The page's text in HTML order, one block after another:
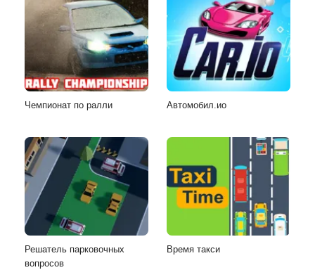
Чемпионат по ралли Автомобил.ио
Решатель парковочных
вопросов
Время такси